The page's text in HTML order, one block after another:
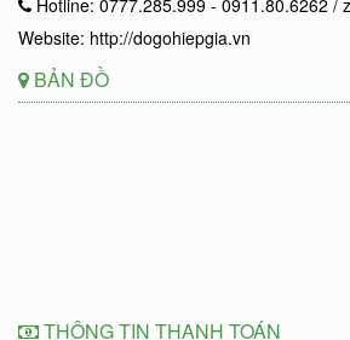
Hotline: 0777.285.999 - 0911.80.6262 /
Website: http://dogohiepgia.vn
BẢN ĐỒ
THÔNG TIN THANH TOÁN